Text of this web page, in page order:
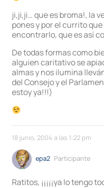
ji,ji,ji… que es broma!, la
pones y por el currito
encontrarlo, que es así
De todas formas como
alguien caritativo se
almas y nos ilumina
del Consejo y el
estoy ya!!!)
18 junio, 2004 a las 1:22 pm
epa2 Participante
Ratitos, ¡¡¡¡¡ya lo tengo